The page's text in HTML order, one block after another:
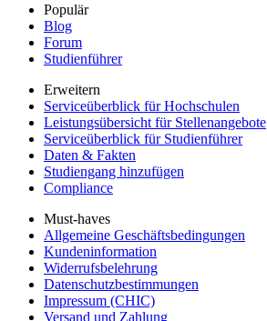
Populär
Blog
Forum
Studienführer
Erweitern
Serviceüberblick für Hochschulen
Leistungsübersicht für Stellenangebote
Serviceüberblick für Studienführer
Daten & Fakten
Studiengang hinzufügen
Compliance
Must-haves
Allgemeine Geschäftsbedingungen
Kundeninformation
Widerrufsbelehrung
Datenschutzbestimmungen
Impressum (CHIC)
Versand und Zahlung